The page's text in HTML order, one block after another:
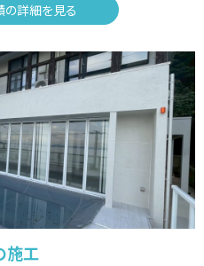
の詳細を見る
施工